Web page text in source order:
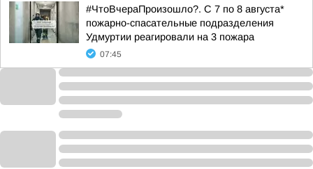
#ЧтоВчераПроизошло?. С 7 по 8 августа*
пожарно-спасательные подразделения
Удмуртии реагировали на 3 пожара
07:45